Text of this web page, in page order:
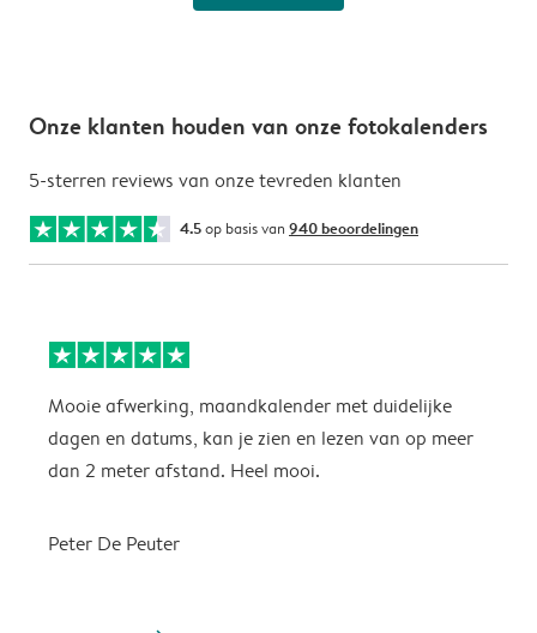
Onze klanten houden van onze fotokalenders
5-sterren reviews van onze tevreden klanten
4.5op basis van 940 beoordelingen
Mooie afwerking, maandkalender met duidelijke
dagen en datums, kan je zien en lezen van op meer
dan 2 meter afstand. Heel mooi.
Peter De Peuter